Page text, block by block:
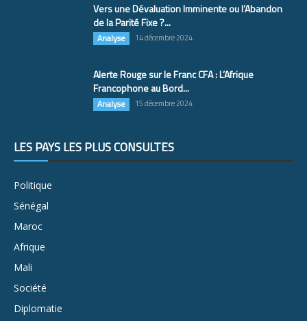
Vers une Dévaluation Imminente ou l’Abandon
de la Parité Fixe ?...
Analyse 14 décembre 2024
Alerte Rouge sur le Franc CFA : L’Afrique
Francophone au Bord...
Analyse 15 décembre 2024
LES PAYS LES PLUS CONSULTÉS
Politique
Sénégal
Maroc
Afrique
Mali
Société
Diplomatie